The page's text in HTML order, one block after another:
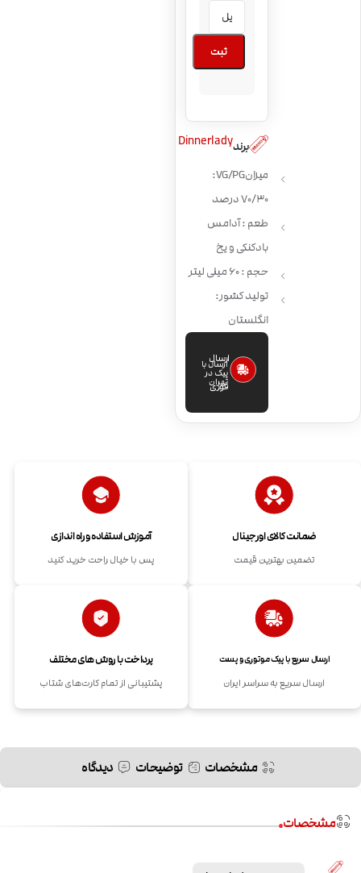
ثبت
برندDinnerlady
میزان VG/PG:
70/30 درصد
طعم : آدامس
بادکنکی و یخ
حجم : 60 میلی لیتر
تولید کشور:
انگلستان
ارسال
فوری
ارسال با
پیک در
تهران
ضمانت کالای اورجینال
تضمین بهترین قیمت
آموزش استفاده و راه اندازی
پس با خیال راحت خرید کنید
ارسال سریع با پیک موتوری و پست
ارسال سریع به سراسر ایران
پرداخت با روش های مختلف
پشتیبانی از تمام کارت‌های شتاب
مشخصات توضیحات دیدگاه
مشخصات